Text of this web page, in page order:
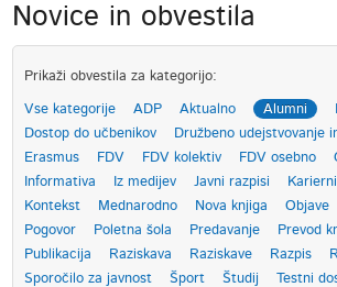
Novice in obvestila
Prikaži obvestila za kategorijo:
Vse kategorije ADP Aktualno Alumni
Dostop do učbenikov
Družbeno udejstvovanje
Erasmus
FDV FDV kolektiv FDV osebno
Informativa
Iz medijev Javni razpisi
Kontekst
Mednarodno Nova knjiga Objave
Pogovor
Poletna šola Predavanje Prevod
Publikacija
Raziskava Raziskave Razpis
Sporočilo za javnost
Šport Študij Testni